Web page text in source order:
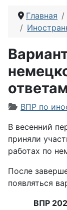
Главная
Информация
ВПР по
В весенний
приняли
работах по
После
появляться
ВПР